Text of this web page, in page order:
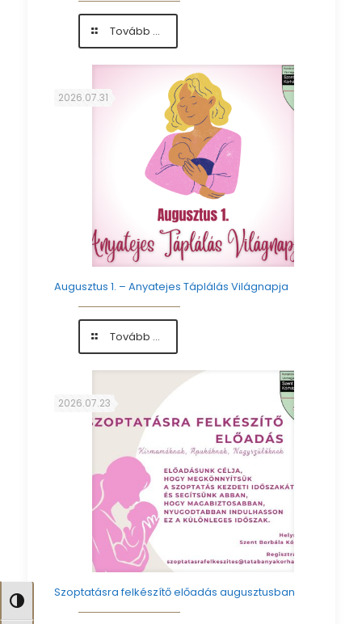
Nagy kontraszt váltása
Tovább ...-
Az
anyatejes
táplálás
világnapja
alkalmából
köszöntöttük
az
édesanyákat
2026.07.31
Augusztus 1. – Anyatejes Táplálás Világnapja
Tovább ...-
Augusztus
1.
Anyatejes
Táplálás
Világnapja
2026.07.23
Szoptatásra felkészítő előadás augusztusban